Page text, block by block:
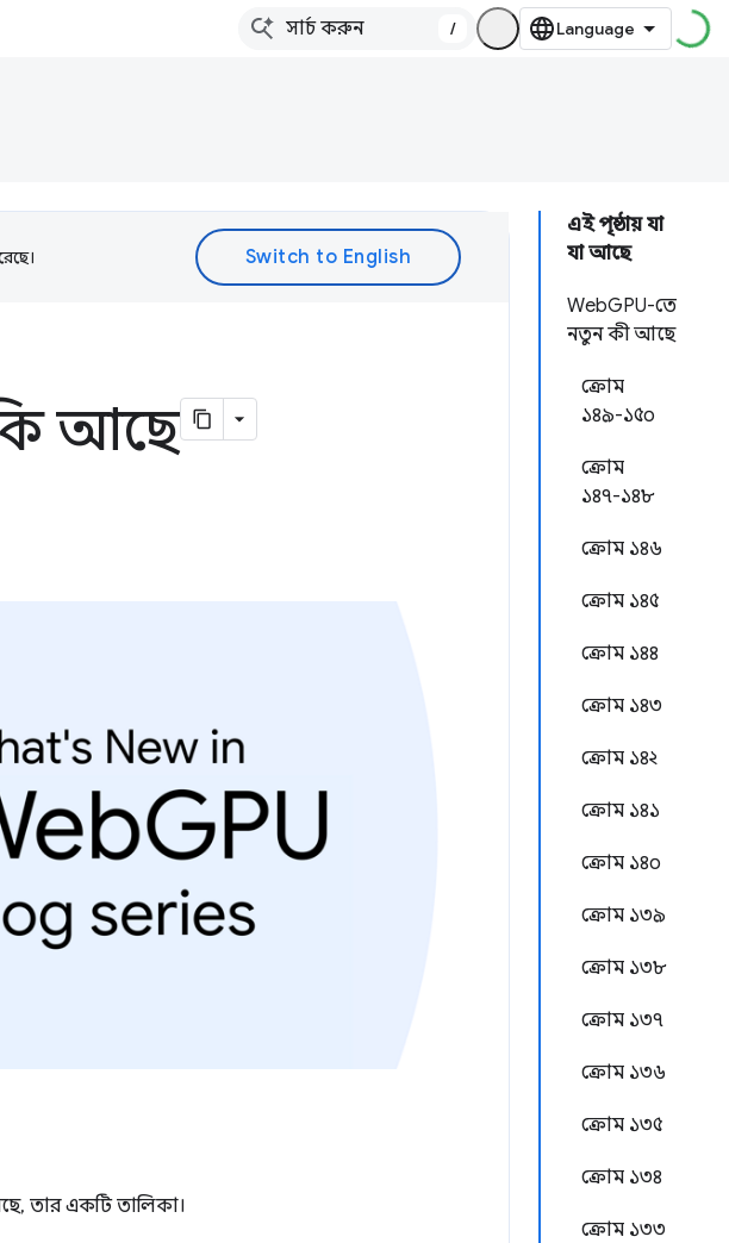
/
এই পৃষ্ঠায় যা
যা আছে
WebGPU-তে
নতুন কী আছে
ক্রোম
১৪৯-১৫০
ক্রোম
১৪৭-১৪৮
ক্রোম ১৪৬
ক্রোম ১৪৫
ক্রোম ১৪৪
ক্রোম ১৪৩
ক্রোম ১৪২
ক্রোম ১৪১
ক্রোম ১৪০
ক্রোম ১৩৯
ক্রোম ১৩৮
ক্রোম ১৩৭
ক্রোম ১৩৬
ক্রোম ১৩৫
ক্রোম ১৩৪
ক্রোম ১৩৩
আছে
তার একটি তালিকা।